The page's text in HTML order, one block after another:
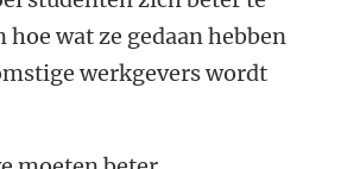
wat ze gedaan hebben
werkgevers wordt